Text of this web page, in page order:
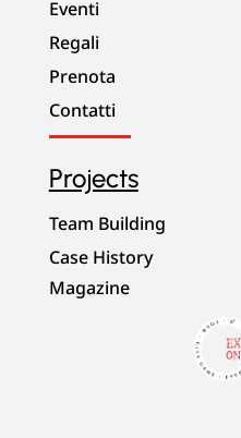
Eventi
Regali
Prenota
Contatti
Projects
Team Building
Case History
Magazine